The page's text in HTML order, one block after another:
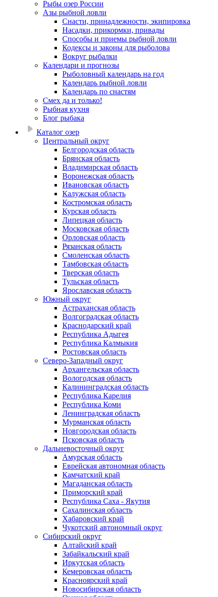
Рыбы озер России
Азы рыбной ловли
Снасти, принадлежности, экипировка
Насадки, прикормки, привады
Способы и приемы рыбной ловли
Кодексы и законы для рыболова
Вокруг рыбалки
Календари и прогнозы
Рыболовный календарь на год
Календарь рыбной ловли
Календарь по снастям
Смех да и только!
Рыбная кухня
Блог рыбака
Каталог озер
Центральный округ
Белгородская область
Брянская область
Владимирская область
Воронежская область
Ивановская область
Калужская область
Костромская область
Курская область
Липецкая область
Московская область
Орловская область
Рязанская область
Смоленская область
Тамбовская область
Тверская область
Тульская область
Ярославская область
Южный округ
Астраханская область
Волгоградская область
Краснодарский край
Республика Адыгея
Республика Калмыкия
Ростовская область
Северо-Западный округ
Архангельская область
Вологодская область
Калининградская область
Республика Карелия
Республика Коми
Ленинградская область
Мурманская область
Новгородская область
Псковская область
Дальневосточный округ
Амурская область
Еврейская автономная область
Камчатский край
Магаданская область
Приморский край
Республика Саха - Якутия
Сахалинская область
Хабаровский край
Чукотский автономный округ
Сибирский округ
Алтайский край
Забайкальский край
Иркутская область
Кемеровская область
Красноярский край
Новосибирская область